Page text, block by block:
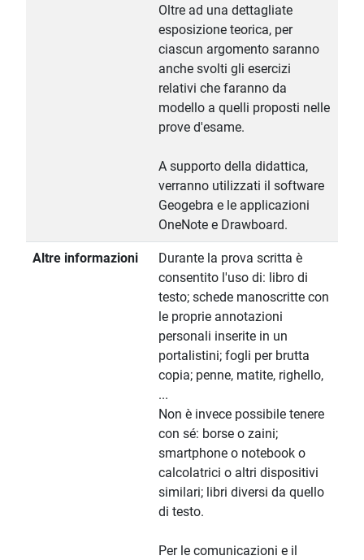
Oltre ad una dettagliate
esposizione teorica, per
ciascun argomento saranno
anche svolti gli esercizi
relativi che faranno da
modello a quelli proposti nelle
prove d'esame.
A supporto della didattica,
verranno utilizzati il software
Geogebra e le applicazioni
OneNote e Drawboard.
Altre informazioni
Durante la prova scritta è
consentito l'uso di: libro di
testo; schede manoscritte con
le proprie annotazioni
personali inserite in un
portalistini; fogli per brutta
copia; penne, matite, righello,
...
Non è invece possibile tenere
con sé: borse o zaini;
smartphone o notebook o
calcolatrici o altri dispositivi
similari; libri diversi da quello
di testo.
Per le comunicazioni e il